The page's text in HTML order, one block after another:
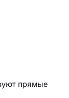
прямые